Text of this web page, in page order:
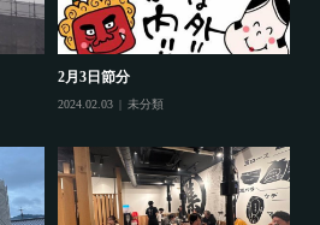
2月3日節分
2024.02.03 未分類